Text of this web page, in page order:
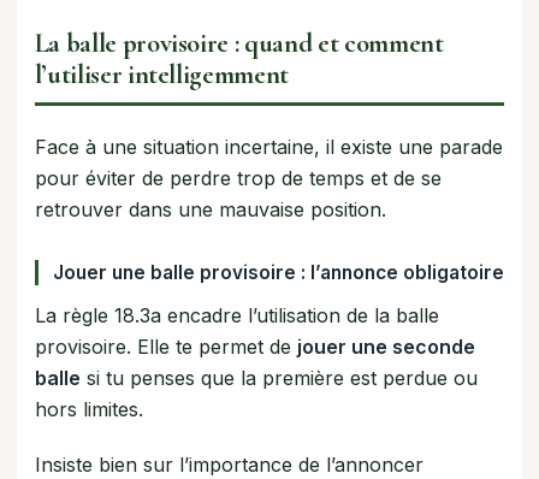
La balle provisoire : quand et comment
l’utiliser intelligemment
Face à une situation incertaine, il existe une parade
pour éviter de perdre trop de temps et de se
retrouver dans une mauvaise position.
Jouer une balle provisoire : l’annonce obligatoire
La règle 18.3a encadre l’utilisation de la balle
provisoire. Elle te permet de jouer une seconde
balle si tu penses que la première est perdue ou
hors limites.
Insiste bien sur l’importance de l’annoncer